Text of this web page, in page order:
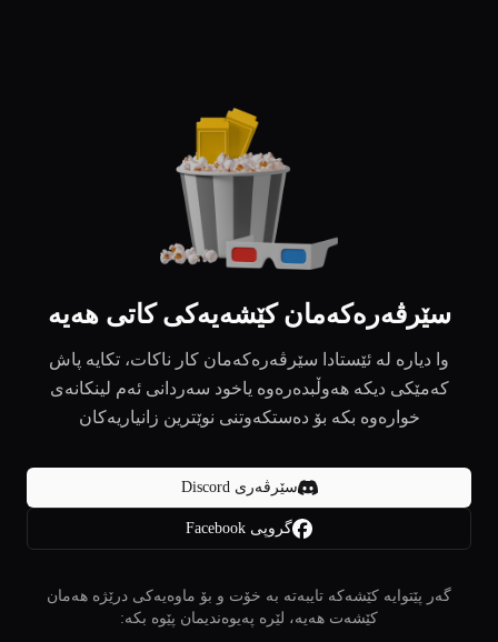
سێرڤەرەکەمان کێشەیەکی کاتی هەیە
وا دیارە لە ئێستادا سێرڤەرەکەمان کار ناکات، تکایە پاش
کەمێکی دیکە هەوڵبدەرەوە یاخود سەردانی ئەم لینکانەی
خوارەوە بکە بۆ دەستکەوتنی نوێترین زانیاریەکان
سێرڤەری Discord
گروپی Facebook
گەر پێتوایە کێشەکە تایبەتە بە خۆت و بۆ ماوەیەکی درێژە هەمان
کێشەت هەیە، لێرە پەیوەندیمان پێوە بکە: